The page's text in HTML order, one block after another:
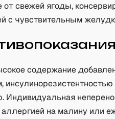
от свежей ягоды,
с чувствительным
содержание
Индивидуальная
на малину или